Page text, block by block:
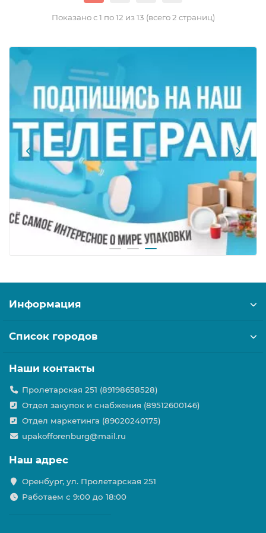
Показано с 1 по 12 из 13 (всего 2 страниц)
Информация
Список городов
Наши контакты
Пролетарская 251 (89198658528)
Отдел закупок и снабжения (89512600146)
Отдел маркетинга (89020240175)
upakofforenburg@mail.ru
Наш адрес
Оренбург, ул. Пролетарская 251
Работаем с 9:00 до 18:00